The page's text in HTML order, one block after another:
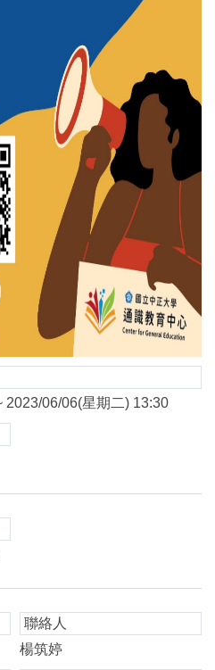
2023/06/06(星期二) 13:30
聯絡人
楊筑婷